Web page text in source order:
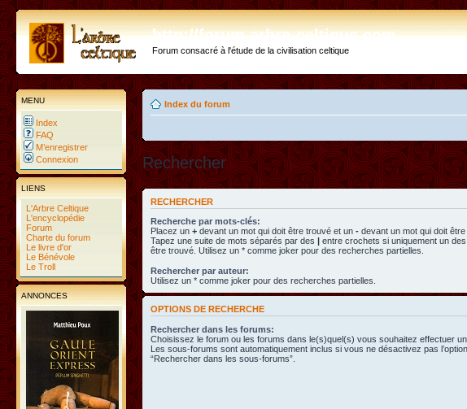
http://forum.arbre-celtique.com
Forum consacré à l'étude de la civilisation celtique
MENU
Index
FAQ
M’enregistrer
Connexion
LIENS
L'Arbre Celtique
L'encyclopédie
Forum
Charte du forum
Le livre d'or
Le Bénévole
Le Troll
ANNONCES
Index du forum
Rechercher
RECHERCHER
Recherche par mots-clés:
Placez un + devant un mot qui doit être trouvé et un - devant un mot qui doit être
Tapez une suite de mots séparés par des | entre crochets si uniquement un
être trouvé. Utilisez un * comme joker pour des recherches partielles.
Rechercher par auteur:
Utilisez un * comme joker pour des recherches partielles.
OPTIONS DE RECHERCHE
Rechercher dans les forums:
Choisissez le forum ou les forums dans le(s)quel(s) vous souhaitez effectuer
Les sous-forums sont automatiquement inclus si vous ne désactivez pas
“Rechercher dans les sous-forums”.